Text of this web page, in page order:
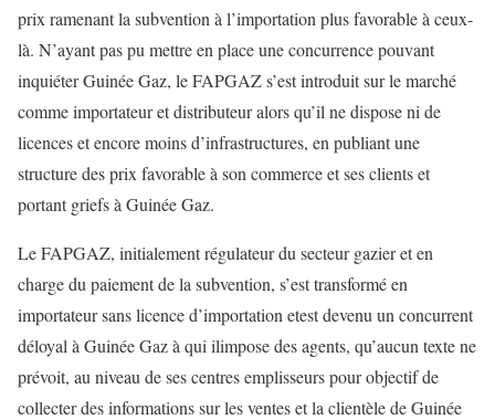
prix ramenantla subvention à l’importation plus favorable à ceux-
là. N’ayant pas pu mettre en place une concurrence pouvant
inquiéterGuinée Gaz, le FAPGAZ s’est introduit sur le marché
comme importateur et distributeur alors qu’il ne disposeni de
licences et encore moins d’infrastructures, en publiant une
structure des prix favorable à son commerceet ses clientset
portant griefs à Guinée Gaz.
LeFAPGAZ, initialement régulateur du secteur gazieret en
chargedu paiement de la subvention, s’est transformé en
importateur sans licence d’importation etest devenu un concurrent
déloyal à Guinée Gazà qui ilimpose des agents, qu’aucun texte ne
prévoit, au niveau de ses centresemplisseurspour objectifde
collecter des informations sur les ventes et la clientèle deGuinée